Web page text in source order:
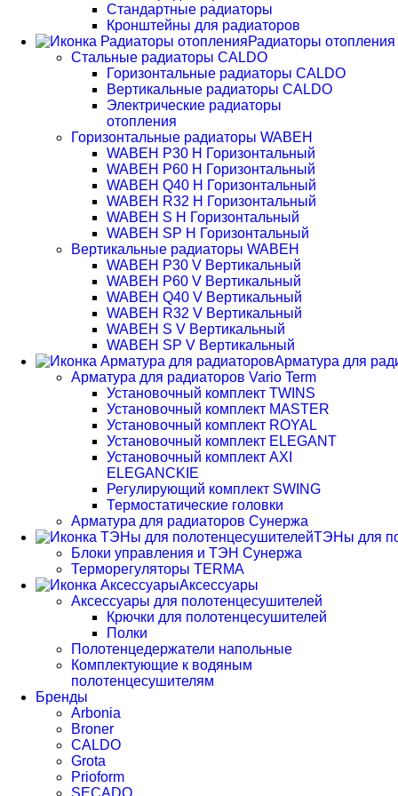
Стандартные радиаторы
Кронштейны для радиаторов
Радиаторы отопления
Стальные радиаторы CALDO
Горизонтальные радиаторы CALDO
Вертикальные радиаторы CALDO
Электрические радиаторы
отопления
Горизонтальные радиаторы WABEH
WABEH P30 H Горизонтальный
WABEH P60 H Горизонтальный
WABEH Q40 H Горизонтальный
WABEH R32 H Горизонтальный
WABEH S H Горизонтальный
WABEH SP H Горизонтальный
Вертикальные радиаторы WABEH
WABEH P30 V Вертикальный
WABEH P60 V Вертикальный
WABEH Q40 V Вертикальный
WABEH R32 V Вертикальный
WABEH S V Вертикальный
WABEH SP V Вертикальный
Арматура для
Арматура для радиаторов Vario Term
Установочный комплект TWINS
Установочный комплект MASTER
Установочный комплект ROYAL
Установочный комплект ELEGANT
Установочный комплект AXI
ELEGANCKIE
Регулирующий комплект SWING
Термостатические головки
Арматура для радиаторов Сунержа
ТЭНы для
Блоки управления и ТЭН Сунержа
Терморегуляторы TERMA
Аксессуары
Аксессуары для полотенцесушителей
Крючки для полотенцесушителей
Полки
Полотенцедержатели напольные
Комплектующие к водяным
полотенцесушителям
Бренды
Arbonia
Broner
CALDO
Grota
Prioform
SECADO